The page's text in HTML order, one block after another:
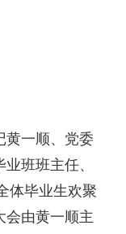
黄一顺、党委
班班主任、
体毕业生欢聚
会由黄一顺主